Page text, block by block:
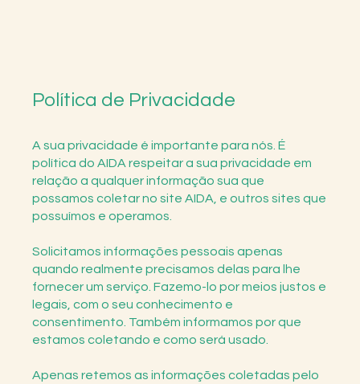
Política de Privacidade
A sua privacidade é importante para nós. É
política do AIDA respeitar a sua privacidade em
relação a qualquer informação sua que
possamos coletar no site AIDA, e outros sites que
possuímos e operamos.
Solicitamos informações pessoais apenas
quando realmente precisamos delas para lhe
fornecer um serviço. Fazemo-lo por meios justos e
legais, com o seu conhecimento e
consentimento. Também informamos por que
estamos coletando e como será usado.
Apenas retemos as informações coletadas pelo